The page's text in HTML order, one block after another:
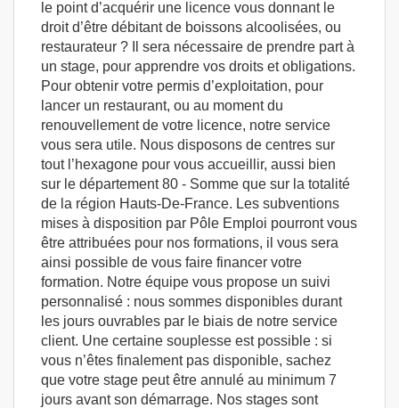
le point d’acquérir une licence vous donnant le
droit d’être débitant de boissons alcoolisées, ou
restaurateur ? Il sera nécessaire de prendre part à
un stage, pour apprendre vos droits et obligations.
Pour obtenir votre permis d’exploitation, pour
lancer un restaurant, ou au moment du
renouvellement de votre licence, notre service
vous sera utile. Nous disposons de centres sur
tout l’hexagone pour vous accueillir, aussi bien
sur le département 80 - Somme que sur la totalité
de la région Hauts-De-France. Les subventions
mises à disposition par Pôle Emploi pourront vous
être attribuées pour nos formations, il vous sera
ainsi possible de vous faire financer votre
formation. Notre équipe vous propose un suivi
personnalisé : nous sommes disponibles durant
les jours ouvrables par le biais de notre service
client. Une certaine souplesse est possible : si
vous n’êtes finalement pas disponible, sachez
que votre stage peut être annulé au minimum 7
jours avant son démarrage. Nos stages sont